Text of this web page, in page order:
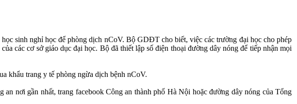
sinh nghỉ học để phòng dịch nCoV. Bộ GDĐT cho biết, việc các trường đại học cho phép
các cơ sở giáo dục đại học. Bộ đã thiết lập số điện thoại đường dây nóng để tiếp nhận mọi
khẩu trang y tế phòng ngừa dịch bệnh nCoV.
nơi gần nhất, trang facebook Công an thành phố Hà Nội hoặc đường dây nóng của Tổng